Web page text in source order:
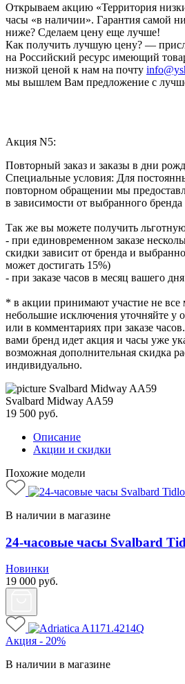
Открываем акцию «Территория
часы «в наличии». Гарантия самой
ниже? Сделаем цену еще лучше!
Как получить лучшую цену? —
на Российский ресурс имеющий
низкой ценой к нам на почту
мы вышлем Вам предложение с
Акция N5:
Повторный заказ и заказы в дни
Специальные условия: Для
повторном обращении мы
в зависимости от выбранного
Так же вы можете получить
- при единовременном заказе
скидки зависит от бренда и
может достигать 15%)
- при заказе часов в месяц вашего
* в акции принимают участие не все
небольшие исключения уточняйте у
или в комментариях при заказе
вами бренд идет акция и часы уже
возможная дополнительная скидка
индивидуально.
Svalbard Midway AA59
19 500 руб.
Описание
Акции и скидки
Похожие модели
В наличии в магазине
24-часовые часы Svalbard
Новинки
19 000 руб.
Акция - 20%
В наличии в магазине